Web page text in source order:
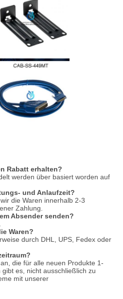
Rabatt erhalten?
werden über basiert worden auf
und Anlaufzeit?
die Waren innerhalb 2-3
Zahlung.
Absender senden?
Waren?
durch DHL, UPS, Fedex oder
die für alle neuen Produkte 1-
es, nicht ausschließlich zu
mit unserer